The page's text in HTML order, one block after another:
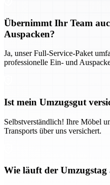
Übernimmt Ihr Team
Auspacken?
Ja, unser Full-Service-Paket
professionelle Ein- und
Ist mein Umzugsgut
Selbstverständlich! Ihre Möbel
Transports über uns versichert.
Wie läuft der Umzugstag